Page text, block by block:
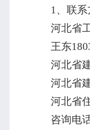
1、联
河北省
王东
河北省
河北省
河北省
咨询电